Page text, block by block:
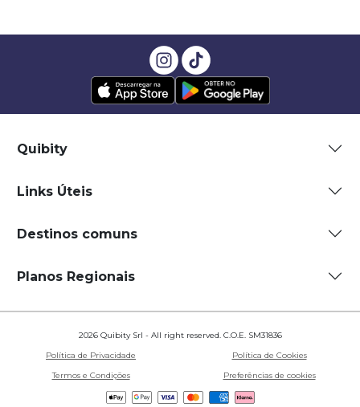
Quibity
Links Úteis
Destinos comuns
Planos Regionais
2026 Quibity Srl - All right reserved. C.O.E. SM31836
Política de Privacidade
Política de Cookies
Termos e Condições
Preferências de cookies